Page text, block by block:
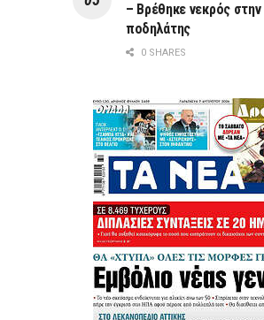
– Βρέθηκε νεκρός
ποδηλάτης
0 SHARES